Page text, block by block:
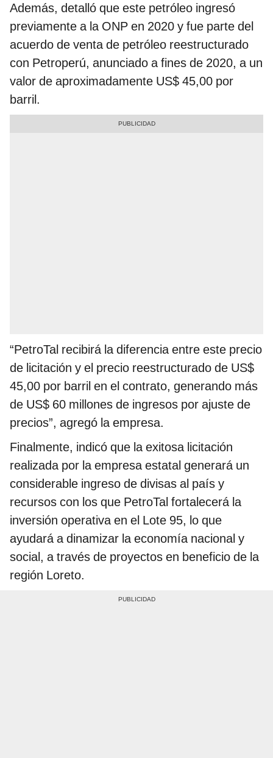
Además, detalló que este petróleo ingresó
previamente a la ONP en 2020 y fue parte del
acuerdo de venta de petróleo reestructurado
con Petroperú, anunciado a fines de 2020, a un
valor de aproximadamente US$ 45,00 por
barril.
“PetroTal recibirá la diferencia entre este precio
de licitación y el precio reestructurado de US$
45,00 por barril en el contrato, generando más
de US$ 60 millones de ingresos por ajuste de
precios”, agregó la empresa.
Finalmente, indicó que la exitosa licitación
realizada por la empresa estatal generará un
considerable ingreso de divisas al país y
recursos con los que PetroTal fortalecerá la
inversión operativa en el Lote 95, lo que
ayudará a dinamizar la economía nacional y
social, a través de proyectos en beneficio de la
región Loreto.